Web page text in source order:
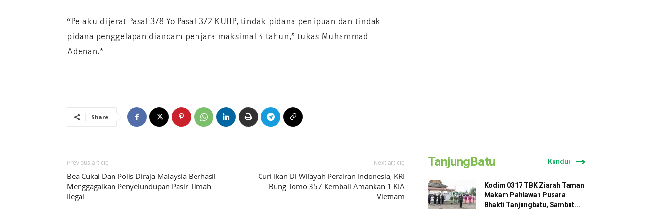
“Pelaku dijerat Pasal 378 Yo Pasal 372 KUHP, tindak pidana penipuan dan tindak
pidana penggelapan diancam penjara maksimal 4 tahun,” tukas Muhammad
Adenan.*
Share
Previous article
Bea Cukai Dan Polis Diraja Malaysia Berhasil
Menggagalkan Penyelundupan Pasir Timah
Ilegal
Next article
Curi Ikan Di Wilayah Perairan Indonesia, KRI
Bung Tomo 357 Kembali Amankan 1 KIA
Vietnam
TanjungBatu Kundur
Kodim 0317 TBK Ziarah Taman
Makam Pahlawan Pusara
Bhakti Tanjungbatu, Sambut...